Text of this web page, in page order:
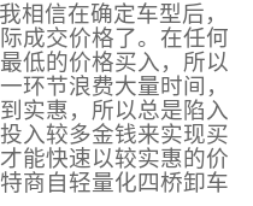
相信在确定车型后，
成交价格了。在任何
低的价格买入，所以
环节浪费大量时间，
实惠，所以总是陷入
入较多金钱来实现买
能快速以较实惠的价
商自轻量化四桥卸车